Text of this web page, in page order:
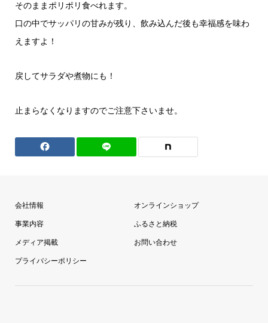
そのままポリポリ食べれます。
口の中でサッパリの甘みが残り、飲み込んだ後も幸福感を味わ
えますよ！
戻してサラダや煮物にも！
止まらなくなりますのでご注意下さいませ。
会社情報
事業内容
メディア掲載
プライバシーポリシー
オンラインショップ
ふるさと納税
お問い合わせ